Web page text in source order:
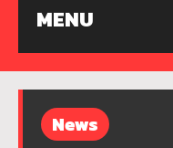
MENU
News